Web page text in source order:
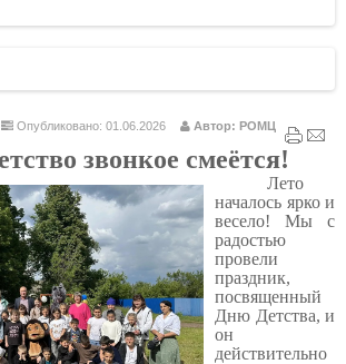
Опубликовано: 01.06.2026 Автор: РОМЦ
звонкое смеётся!
Лето
началось ярко и
весело! Мы с
радостью
провели
праздник,
посвященный
Дню Детства, и
он
действительно